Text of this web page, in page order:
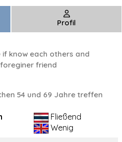
Profil
know each others and
friend
54 und 69 Jahre treffen
Fließend
Wenig